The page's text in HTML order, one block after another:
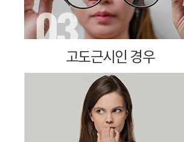
고도근시인 경우